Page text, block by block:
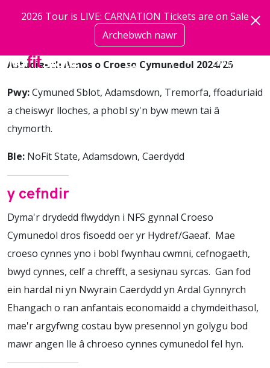
2026 Tour is LIVE: CARNATION Tickets are on Sale
Archebwch nawr
mwy
Astudiaeth Achos o Croeso Cymunedol 2024/25
Pwy:Cymuned Sblot, Adamsdown, Tremorfa, ffoaduriaid
a cheiswyr lloches, a phobl sy'n byw mewn tai â
chymorth.
Ble: NoFit State, Adamsdown, Caerdydd
y cefndir
Dyma'r drydedd flwyddyn i NFS gynnal Croeso
Cymunedol dros fisoedd oer yr Hydref/Gaeaf. Mae
croeso cynnes yno i bobl fwynhau cwmni, cefnogaeth,
bwyd cynnes, celf a chrefft, a sesiynau syrcas. Gan fod
ein hardal ni yn Nwyrain Caerdydd yn Ardal Gynnyrch
Ehangach o ran anfantais economaidd a chymdeithasol,
mae'r argyfwng costau byw presennol yn golygu bod
mawr angen lle â chroeso cynnes cymunedol fel hyn.